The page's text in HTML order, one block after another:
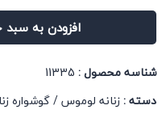
افزودن به سبد
شناسه محصول : 11335
دسته :زنانه لوموس/گوشواره